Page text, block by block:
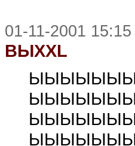
01-11-2001 15:15
ВЫХХL